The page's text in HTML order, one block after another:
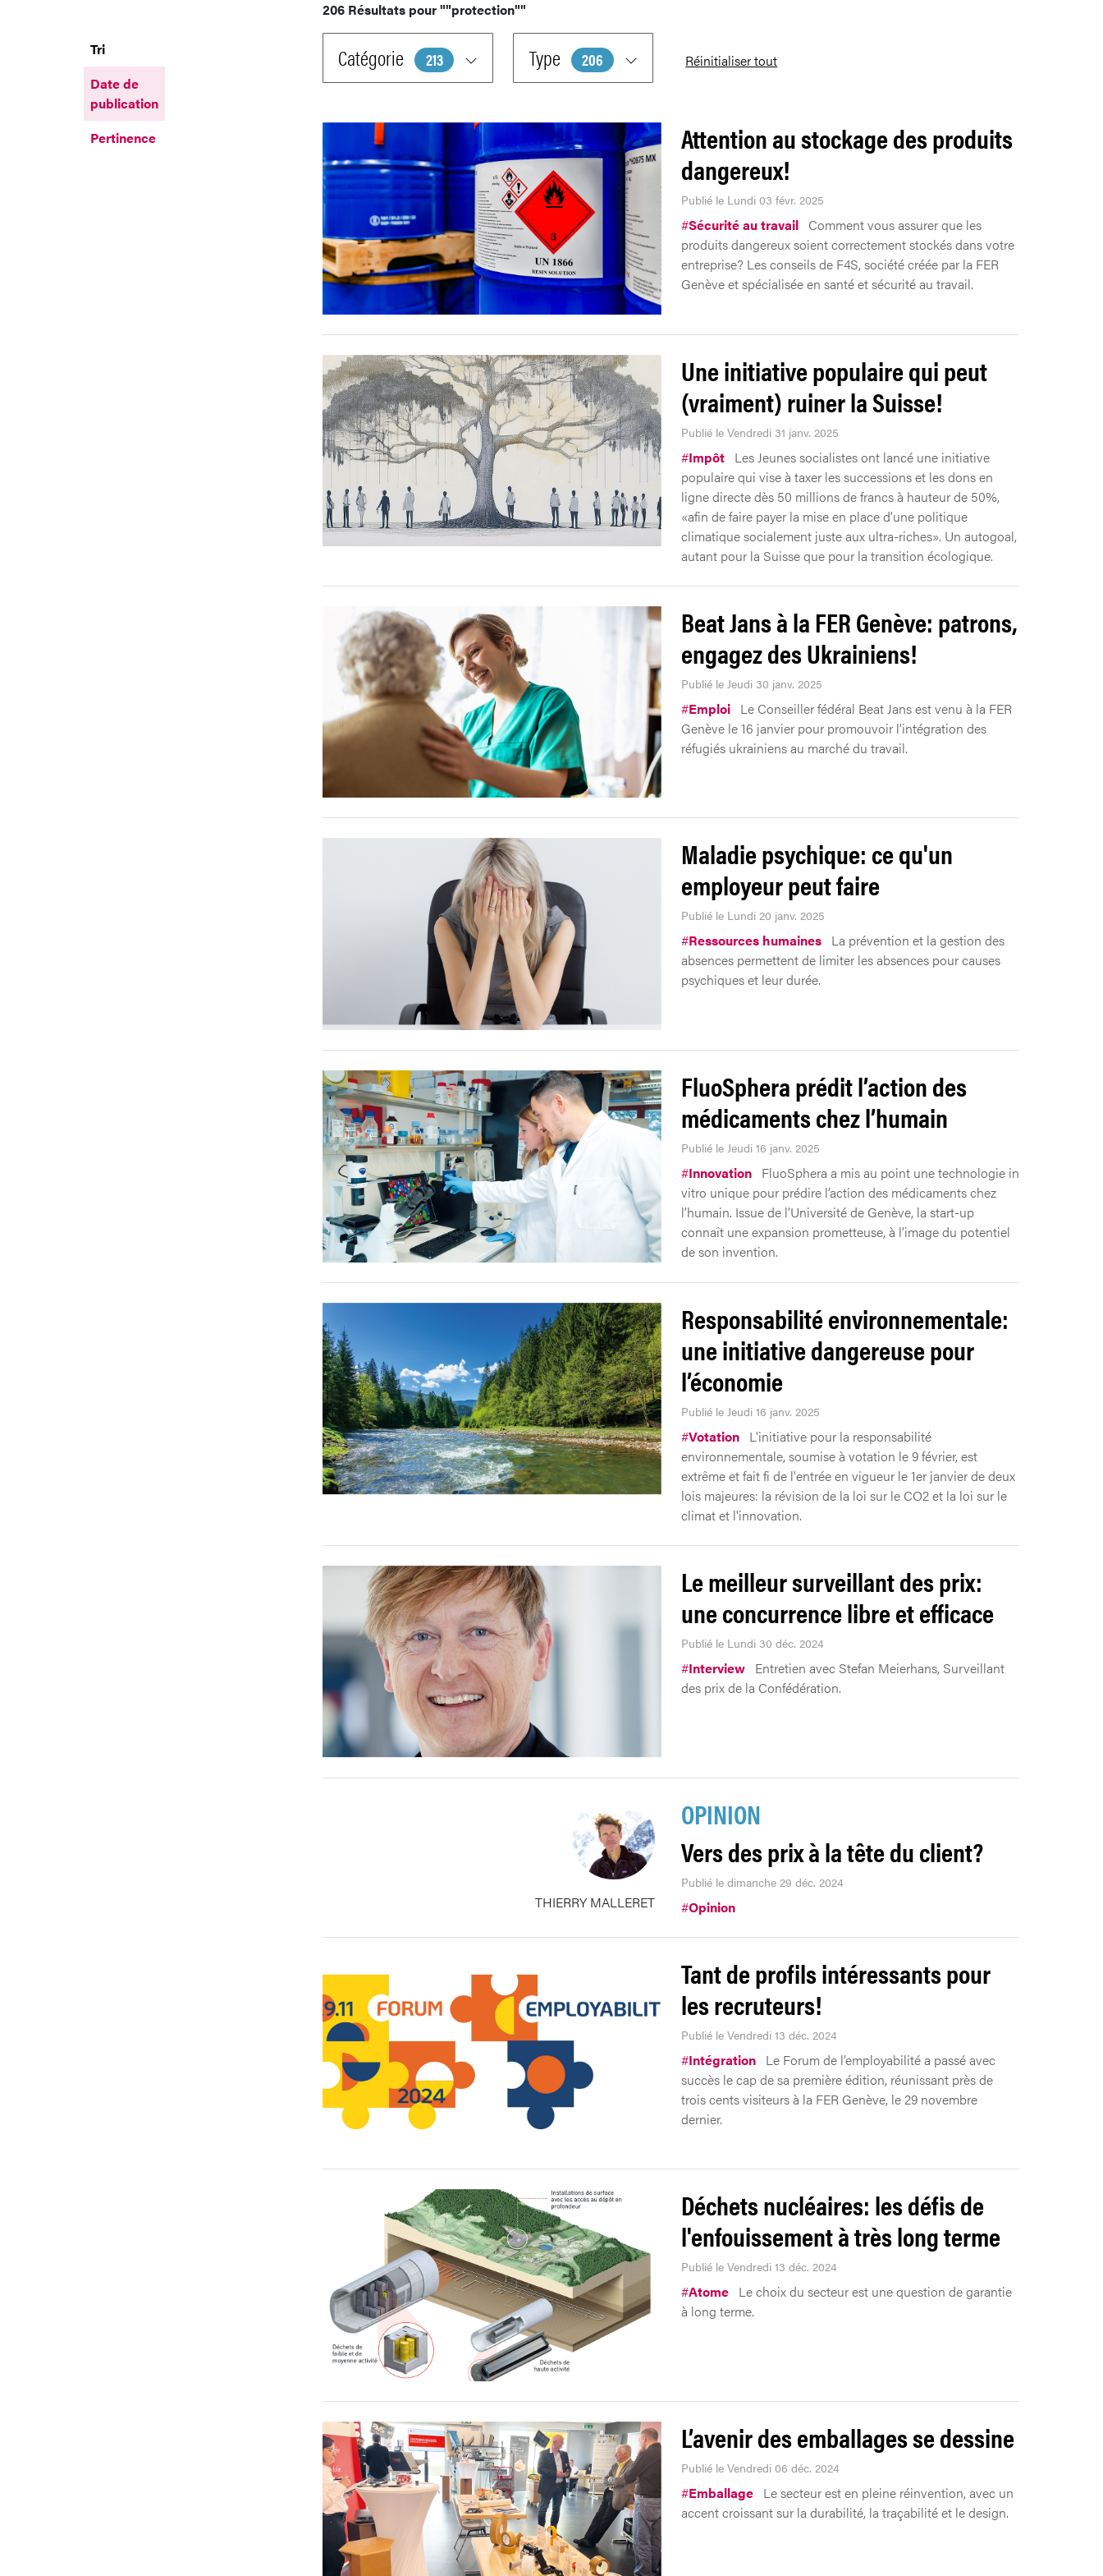
206 Résultats pour""protection""
Tri
Date de
publication
Pertinence
Catégorie 213 Type 206 Réinitialiser tout
Attention au stockage des produits
dangereux!
Publié le Lundi 03 févr. 2025
#Sécurité au travail Comment vous assurer que les
produits dangereux soient correctement stockés dans votre
entreprise? Les conseils de F4S, société créée par la FER
Genève et spécialisée en santé et sécurité au travail.
Une initiative populaire qui peut
(vraiment) ruiner la Suisse!
Publié le Vendredi 31 janv. 2025
#Impôt Les Jeunes socialistes ont lancé une initiative
populaire qui vise à taxer les successions et les dons en
ligne directe dès 50 millions de francs à hauteur de 50%,
«afin de faire payer la mise en place d’une politique
climatique socialement juste aux ultra-riches». Un autogoal,
autant pour la Suisse que pour la transition écologique.
Beat Jans à la FER Genève: patrons,
engagez des Ukrainiens!
Publié le Jeudi 30 janv. 2025
#Emploi Le Conseiller fédéral Beat Jans est venu à la FER
Genève le 16 janvier pour promouvoir l’intégration des
réfugiés ukrainiens au marché du travail.
Maladie psychique: ce qu'un
employeur peut faire
Publié le Lundi 20 janv. 2025
#Ressources humaines La prévention et la gestion des
absences permettent de limiter les absences pour causes
psychiques et leur durée.
FluoSphera prédit l’action des
médicaments chez l’humain
Publié le Jeudi 16 janv. 2025
#Innovation FluoSphera a mis au point une technologie in
vitro unique pour prédire l’action des médicaments chez
l’humain. Issue de l’Université de Genève, la start-up
connaît une expansion prometteuse, à l’image du potentiel
de son invention.
Responsabilité environnementale:
une initiative dangereuse pour
l’économie
Publié le Jeudi 16 janv. 2025
#Votation L'initiative pour la responsabilité
environnementale, soumise à votation le 9 février, est
extrême et fait fi de l'entrée en vigueur le 1er janvier de deux
lois majeures: la révision de la loi sur le CO2 et la loi sur le
climat et l'innovation.
Le meilleur surveillant des prix:
une concurrence libre et efficace
Publié le Lundi 30 déc. 2024
#Interview Entretien avec Stefan Meierhans, Surveillant
des prix de la Confédération.
THIERRY MALLERET
OPINION
Vers des prix à la tête du client?
Publié le dimanche 29 déc. 2024
#Opinion
Tant de profils intéressants pour
les recruteurs!
Publié le Vendredi 13 déc. 2024
#Intégration Le Forum de l’employabilité a passé avec
succès le cap de sa première édition, réunissant près de
trois cents visiteurs à la FER Genève, le 29 novembre
dernier.
Déchets nucléaires: les défis de
l'enfouissement à très long terme
Publié le Vendredi 13 déc. 2024
#Atome Le choix du secteur est une question de garantie
à long terme.
L’avenir des emballages se dessine
Publié le Vendredi 06 déc. 2024
#Emballage Le secteur est en pleine réinvention, avec un
accent croissant sur la durabilité, la traçabilité et le design.